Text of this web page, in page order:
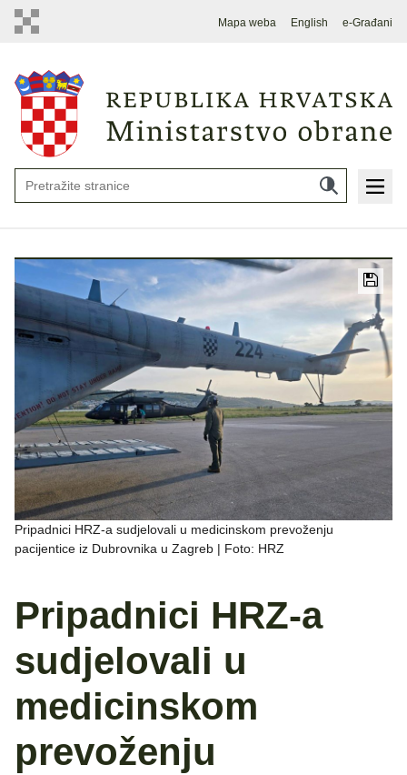
Mapa weba English e-Građani
Pripadnici HRZ-a sudjelovali u medicinskom prevoženju
pacijentice iz Dubrovnika u Zagreb | Foto: HRZ
Pripadnici HRZ-a
sudjelovali u
medicinskom
prevoženju